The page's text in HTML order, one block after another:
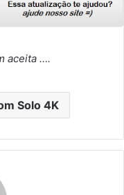
aceita ….
Solo 4K